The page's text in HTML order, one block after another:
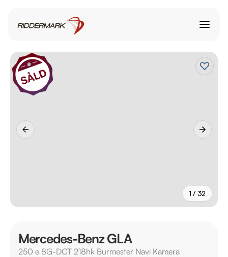
1 / 32
Mercedes-Benz GLA
250 e 8G-DCT 218hk Burmester Navi Kamera